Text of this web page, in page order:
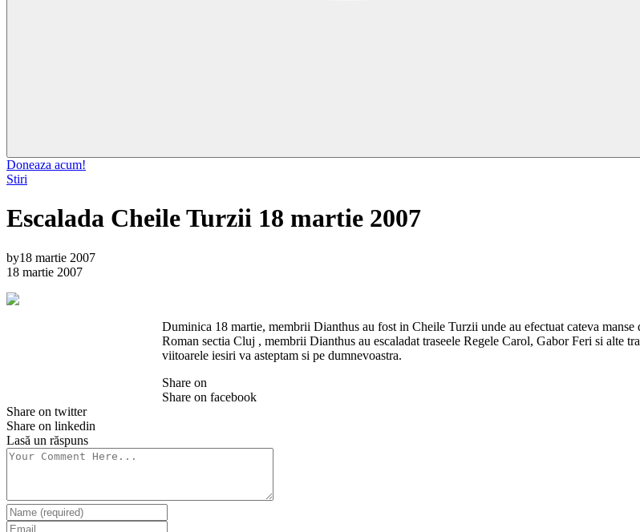
Doneaza acum!
Stiri
Escalada Cheile Turzii 18 martie 2007
by18 martie 2007
18 martie 2007
Duminica 18 martie, membrii Dianthus au fost in Cheile Turzii unde au efectuat cateva
Roman sectia Cluj , membrii Dianthus au escaladat traseele Regele Carol, Gabor Feri si alte
viitoarele iesiri va asteptam si pe dumnevoastra.
Share on
Share on facebook
Share on twitter
Share on linkedin
Lasă un răspuns